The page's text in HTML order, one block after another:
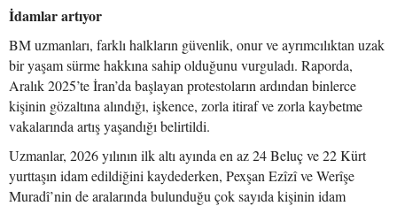
İdamlar artıyor
BM uzmanları, farklı halkların güvenlik, onur ve ayrımcılıktan uzak
bir yaşam sürme hakkına sahip olduğunu vurguladı. Raporda,
Aralık 2025’te İran’da başlayan protestoların ardından binlerce
kişinin gözaltına alındığı, işkence, zorla itiraf ve zorla kaybetme
vakalarında artış yaşandığı belirtildi.
Uzmanlar, 2026 yılının ilk altı ayında en az 24 Beluç ve 22 Kürt
yurttaşın idam edildiğini kaydederken, Pexşan Ezîzî ve Werîşe
Muradî’nin de aralarında bulunduğu çok sayıda kişinin idam